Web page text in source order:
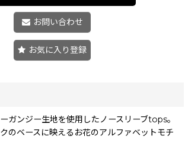
お問い合わせ
お気に入り登録
ガンジー生地を使用したノースリーブtops。
のベースに映えるお花のアルファベットモチ